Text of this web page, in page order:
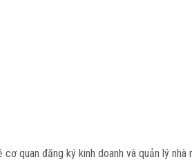
quan đăng ký kinh doanh và quản lý